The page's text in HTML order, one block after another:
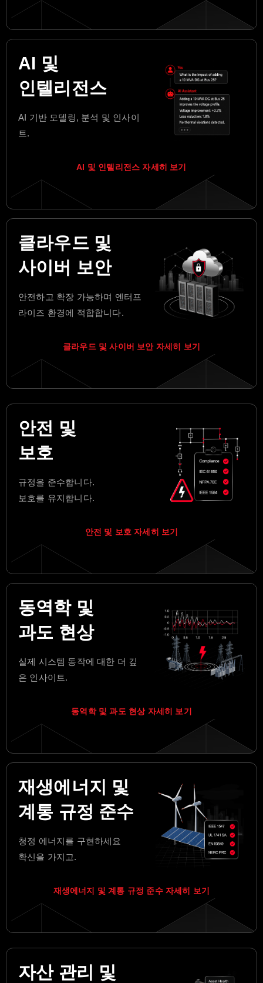
AI 및
인텔리전스
AI 기반 모델링, 분석 및 인사이
트.
AI 및 인텔리전스 자세히 보기
클라우드 및
사이버 보안
안전하고 확장 가능하며 엔터프
라이즈 환경에 적합합니다.
클라우드 및 사이버 보안 자세히 보기
안전 및
보호
규정을 준수합니다.
보호를 유지합니다.
안전 및 보호 자세히 보기
동역학 및
과도 현상
실제 시스템 동작에 대한 더 깊
은 인사이트.
동역학 및 과도 현상 자세히 보기
재생에너지 및
계통 규정 준수
청정 에너지를 구현하세요
확신을 가지고.
재생에너지 및 계통 규정 준수 자세히 보기
자산 관리 및